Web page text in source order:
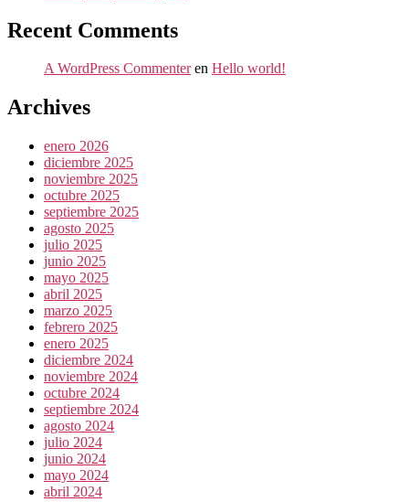
Recent Comments
A WordPress Commenteren Hello world!
Archives
enero 2026
diciembre 2025
noviembre 2025
octubre 2025
septiembre 2025
agosto 2025
julio 2025
junio 2025
mayo 2025
abril 2025
marzo 2025
febrero 2025
enero 2025
diciembre 2024
noviembre 2024
octubre 2024
septiembre 2024
agosto 2024
julio 2024
junio 2024
mayo 2024
abril 2024